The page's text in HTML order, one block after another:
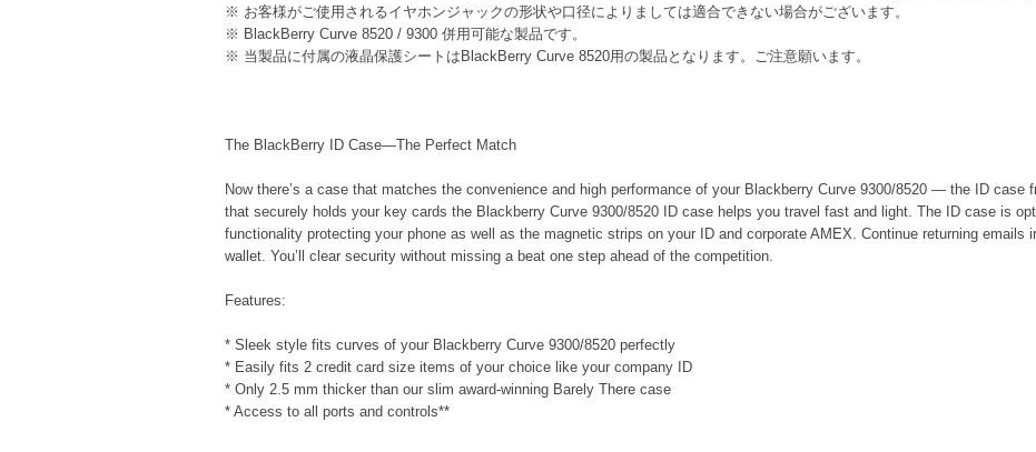
※ お客様がご使用されるイヤホンジャックの形状や口径によりましては適合できない場合がございます。
※ BlackBerry Curve 8520 / 9300 併用可能な製品です。
※ 当製品に付属の液晶保護シートはBlackBerry Curve 8520用の製品となります。ご注意願います。
The BlackBerry ID Case―The Perfect Match
Now there’s a case that matches the convenience and high performance of your Blackberry Curve 9300/8520 ― the ID case
that securely holds your key cards the Blackberry Curve 9300/8520 ID case helps you travel fast and light. The ID case is
functionality protecting your phone as well as the magnetic strips on your ID and corporate AMEX. Continue returning emails
wallet. You’ll clear security without missing a beat one step ahead of the competition.
Features:
* Sleek style fits curves of your Blackberry Curve 9300/8520 perfectly
* Easily fits 2 credit card size items of your choice like your company ID
* Only 2.5 mm thicker than our slim award-winning Barely There case
* Access to all ports and controls**